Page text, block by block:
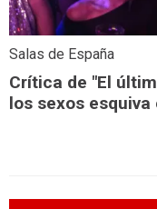
Salas de España
Crítica de "El
los sexos